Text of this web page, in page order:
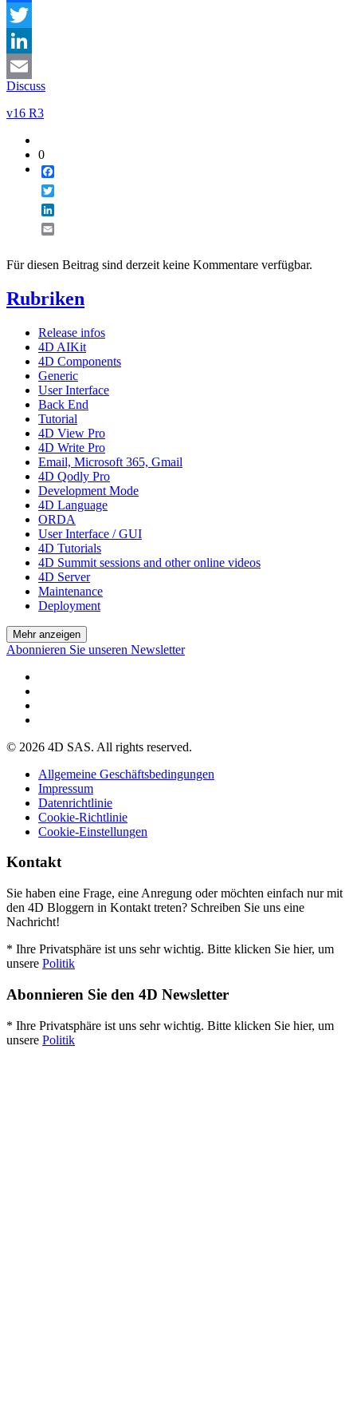
Facebook
Twitter
LinkedIn
Email
Discuss
v16 R3
0
Für diesen Beitrag sind derzeit keine Kommentare verfügbar.
Rubriken
Release infos
4D AIKit
4D Components
Generic
User Interface
Back End
Tutorial
4D View Pro
4D Write Pro
Email, Microsoft 365, Gmail
4D Qodly Pro
Development Mode
4D Language
ORDA
User Interface / GUI
4D Tutorials
4D Summit sessions and other online videos
4D Server
Maintenance
Deployment
Mehr anzeigen
Abonnieren Sie unseren Newsletter
© 2026 4D SAS. All rights reserved.
Allgemeine Geschäftsbedingungen
Impressum
Datenrichtlinie
Cookie-Richtlinie
Cookie-Einstellungen
Kontakt
Sie haben eine Frage, eine Anregung oder möchten einfach nur mit
den 4D Bloggern in Kontakt treten? Schreiben Sie uns eine
Nachricht!
* Ihre Privatsphäre ist uns sehr wichtig. Bitte klicken Sie hier, um
unsere Politik
Abonnieren Sie den 4D Newsletter
* Ihre Privatsphäre ist uns sehr wichtig. Bitte klicken Sie hier, um
unsere Politik